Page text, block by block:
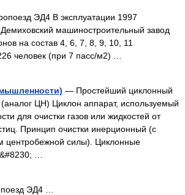
ЭД4 В эксплуатации 1997
машиностроительный завод
на состав 4, 6, 7, 8, 9, 10, 11
человек (при 7 пасс/м2) …
— Простейший циклонный
ЦН) Циклон аппарат, используемый
для очистки газов или жидкостей от
Принцип очистки инерционный (с
центробежной силы). Циклонные
…
ЭД4 …